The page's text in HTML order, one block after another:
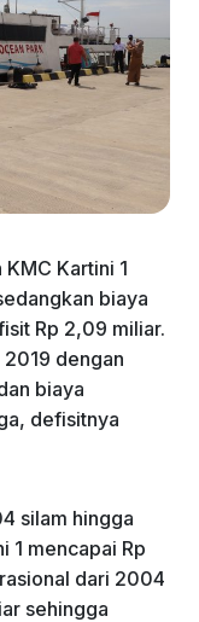
Kartini 1
biaya
Rp 2,09 miliar.
dengan
biaya
defisitnya
silam hingga
1 mencapai Rp
dari 2004
sehingga